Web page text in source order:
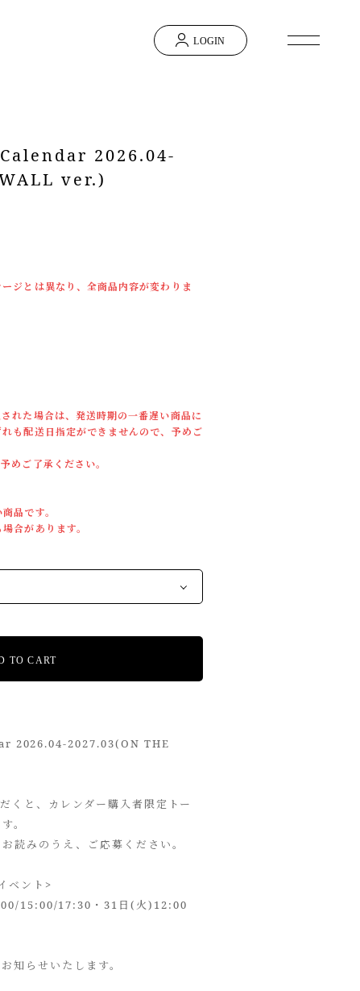
LOGIN
2026.04-
ver.)
ジとは異なり、全商品内容が変わりま
れた場合は、発送時期の一番遅い商品に
も配送日指定ができませんので、予めご
めご了承ください。
品です。
合があります。
TO CART
2026.04-2027.03(ON THE
くと、カレンダー購入者限定トー
。
読みのうえ、ご応募ください。
ベント>
15:00/17:30・31日(火)12:00
知らせいたします。